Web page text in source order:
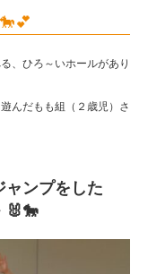
、ひろ～いホールがあり
んだもも組（２歳児）さ
ャンプをした
🐰🐎